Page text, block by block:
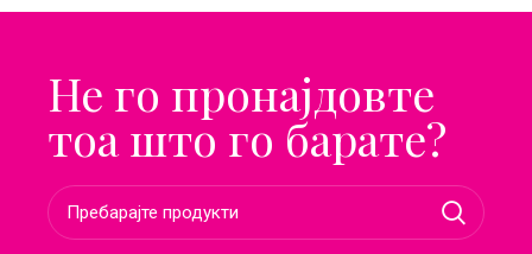
Не го пронајдовте
тоа што го барате?